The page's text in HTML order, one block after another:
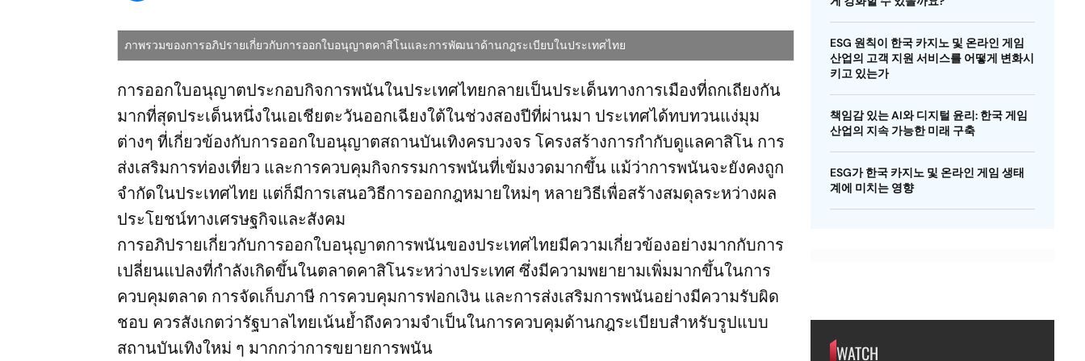
ภาพรวมของการอภิปรายเกี่ยวกับการออกใบอนุญาตคาสิโนและการพัฒนาด้านกฎระเบียบในประเทศไทย
การออกใบอนุญาตประกอบกิจการพนันในประเทศไทยกลายเป็นประเด็นทางการเมืองที่ถกเถียงกัน
มากที่สุดประเด็นหนึ่งในเอเชียตะวันออกเฉียงใต้ในช่วงสองปีที่ผ่านมา ประเทศได้ทบทวนแง่มุม
ต่างๆ ที่เกี่ยวข้องกับการออกใบอนุญาตสถานบันเทิงครบวงจร โครงสร้างการกำกับดูแลคาสิโน การ
ส่งเสริมการท่องเที่ยว และการควบคุมกิจกรรมการพนันที่เข้มงวดมากขึ้น แม้ว่าการพนันจะยังคงถูก
จำกัดในประเทศไทย แต่ก็มีการเสนอวิธีการออกกฎหมายใหม่ๆ หลายวิธีเพื่อสร้างสมดุลระหว่างผล
ประโยชน์ทางเศรษฐกิจและสังคม
การอภิปรายเกี่ยวกับการออกใบอนุญาตการพนันของประเทศไทยมีความเกี่ยวข้องอย่างมากกับการ
เปลี่ยนแปลงที่กำลังเกิดขึ้นในตลาดคาสิโนระหว่างประเทศ ซึ่งมีความพยายามเพิ่มมากขึ้นในการ
ควบคุมตลาด การจัดเก็บภาษี การควบคุมการฟอกเงิน และการส่งเสริมการพนันอย่างมีความรับผิด
ชอบ ควรสังเกตว่ารัฐบาลไทยเน้นย้ำถึงความจำเป็นในการควบคุมด้านกฎระเบียบสำหรับรูปแบบ
สถานบันเทิงใหม่ ๆ มากกว่าการขยายการพนัน
ESG 원칙이 한국 카지노 및 온라인 게임
산업의 고객 지원 서비스를 어떻게 변화시
키고 있는가
책임감 있는 AI와 디지털 윤리: 한국 게임
산업의 지속 가능한 미래 구축
ESG가 한국 카지노 및 온라인 게임 생태
계에 미치는 영향
WATCH